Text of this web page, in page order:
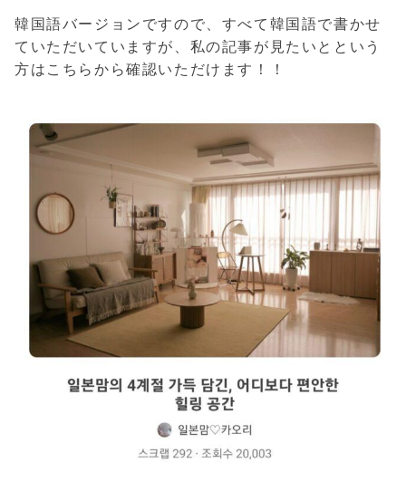
韓国語バージョンですので、すべて韓国語で書かせ
ていただいていますが、私の記事が見たいとという
方はこちらから確認いただけます！！